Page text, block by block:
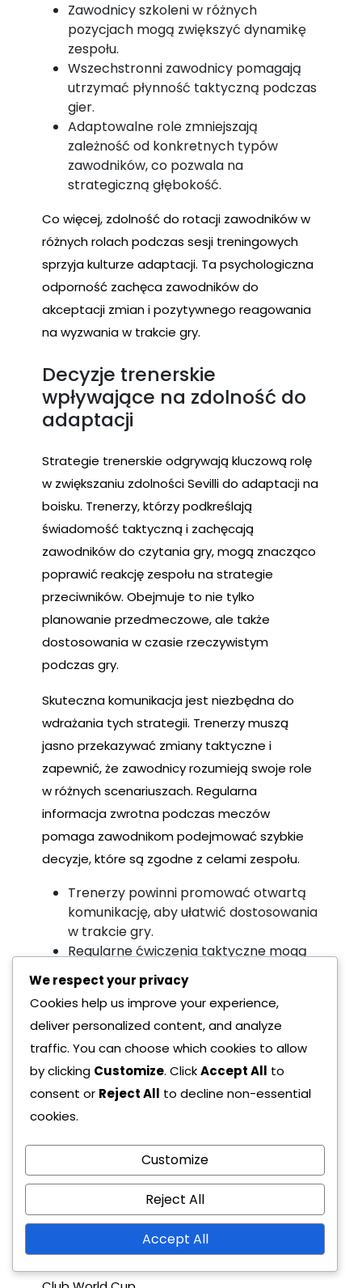
Zawodnicy szkoleni w różnych
pozycjach mogą zwiększyć dynamikę
zespołu.
Wszechstronni zawodnicy pomagają
utrzymać płynność taktyczną podczas
gier.
Adaptowalne role zmniejszają
zależność od konkretnych typów
zawodników, co pozwala na
strategiczną głębokość.
Co więcej, zdolność do rotacji zawodników w
różnych rolach podczas sesji treningowych
sprzyja kulturze adaptacji. Ta psychologiczna
odporność zachęca zawodników do
akceptacji zmian i pozytywnego reagowania
na wyzwania w trakcie gry.
Decyzje trenerskie
wpływające na zdolność do
adaptacji
Strategie trenerskie odgrywają kluczową rolę
w zwiększaniu zdolności Sevilli do adaptacji na
boisku. Trenerzy, którzy podkreślają
świadomość taktyczną i zachęcają
zawodników do czytania gry, mogą znacząco
poprawić reakcję zespołu na strategie
przeciwników. Obejmuje to nie tylko
planowanie przedmeczowe, ale także
dostosowania w czasie rzeczywistym
podczas gry.
Skuteczna komunikacja jest niezbędna do
wdrażania tych strategii. Trenerzy muszą
jasno przekazywać zmiany taktyczne i
zapewnić, że zawodnicy rozumieją swoje role
w różnych scenariuszach. Regularna
informacja zwrotna podczas meczów
pomaga zawodnikom podejmować szybkie
decyzje, które są zgodne z celami zespołu.
Trenerzy powinni promować otwartą
komunikację, aby ułatwić dostosowania
w trakcie gry.
Regularne ćwiczenia taktyczne mogą
przygotować zawodników na
nieoczekiwane sytuacje.
Zachęcanie do proaktywnego myślenia
pomaga zawodnikom przewidywać
ruchy przeciwników.
Dodatkowo, wykorzystanie analizy danych
może informować decyzje trenerskie,
oparciu o mocne i słabe strony przeciwnika.
To podejście oparte na danych zwiększa
zdolność Sevilli do skutecznego
dostosowywania się w kluczowych
momentach meczów, szczególnie w
We respect your privacy
Cookies help us improve your experience,
deliver personalized content, and analyze
traffic. You can choose which cookies to allow
by clicking Customize. ClickAccept All to
consent or Reject All to decline non-essential
cookies.
Customize
Reject All
Accept All